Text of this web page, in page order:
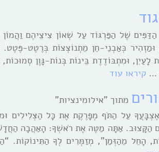
שֶׁל הַפַּרְגּוֹד עַל שְׁאוֹן צִיצֵיהֶם
וּמַזְהִיר כְּאַבְנֵי-חֵן מֵתְנוֹצְצוֹת בְּרֶטֶט-
לָעַיִן, וּמִתְבּוֹדֶדֶת בֵּינוֹת בְּנוֹת-גָּוֶן
… קיראו עוד
מתוך "אילומינציות"
עַל הַתֹּף מְפָרֶקֶת אֶת כָּל הַצְּלִילִים
הַקָּצוּב. אַתָּה מַטֶּה אֶת רֹאשְׁךָ: הָאַהֲבָה
הָחֵל מֵהַזְּמַן”, מְזַמְּרִים לְךָ הַתִּינוֹקוֹת.